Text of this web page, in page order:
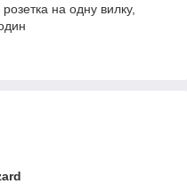
на одну вилку,